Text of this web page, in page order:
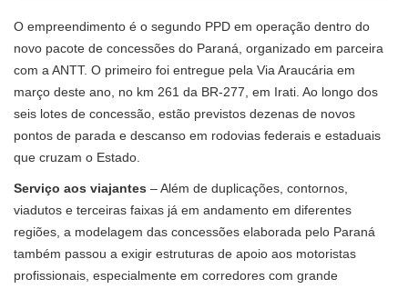
O empreendimento é o segundo PPD em operação dentro do
novo pacote de concessões do Paraná, organizado em parceira
com a ANTT. O primeiro foi entregue pela Via Araucária em
março deste ano, no km 261 da BR-277, em Irati. Ao longo dos
seis lotes de concessão, estão previstos dezenas de novos
pontos de parada e descanso em rodovias federais e estaduais
que cruzam o Estado.
Serviço aos viajantes – Além de duplicações, contornos,
viadutos e terceiras faixas já em andamento em diferentes
regiões, a modelagem das concessões elaborada pelo Paraná
também passou a exigir estruturas de apoio aos motoristas
profissionais, especialmente em corredores com grande